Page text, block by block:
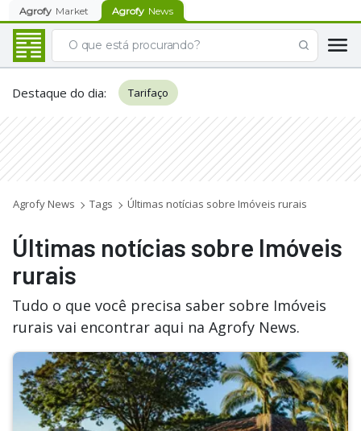
Agrofy Market Agrofy News
Destaque do dia: Tarifaço
Agrofy News Tags Últimas notícias sobre Imóveis rurais
Últimas notícias sobre Imóveis
rurais
Tudo o que você precisa saber sobre Imóveis
rurais vai encontrar aqui na Agrofy News.